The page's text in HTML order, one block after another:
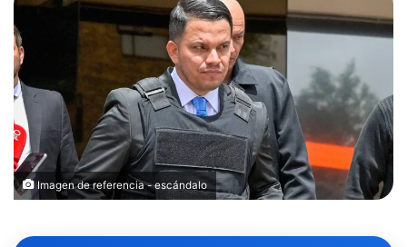
Imagen de referencia - escándalo